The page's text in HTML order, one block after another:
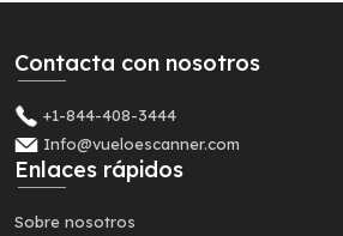
Contacta con nosotros
+1-844-408-3444
Info@vueloescanner.com
Enlaces rápidos
Sobre nosotros